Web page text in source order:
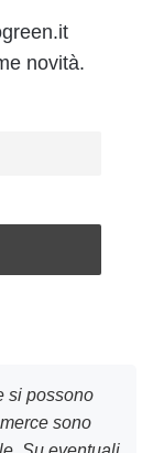
novità.
si possono
sono